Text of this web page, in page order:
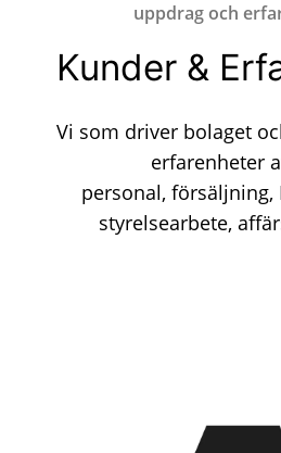
uppdrag och
Kunder &
Vi som driver bolaget
erfarenheter
personal, försäljning,
styrelsearbete,